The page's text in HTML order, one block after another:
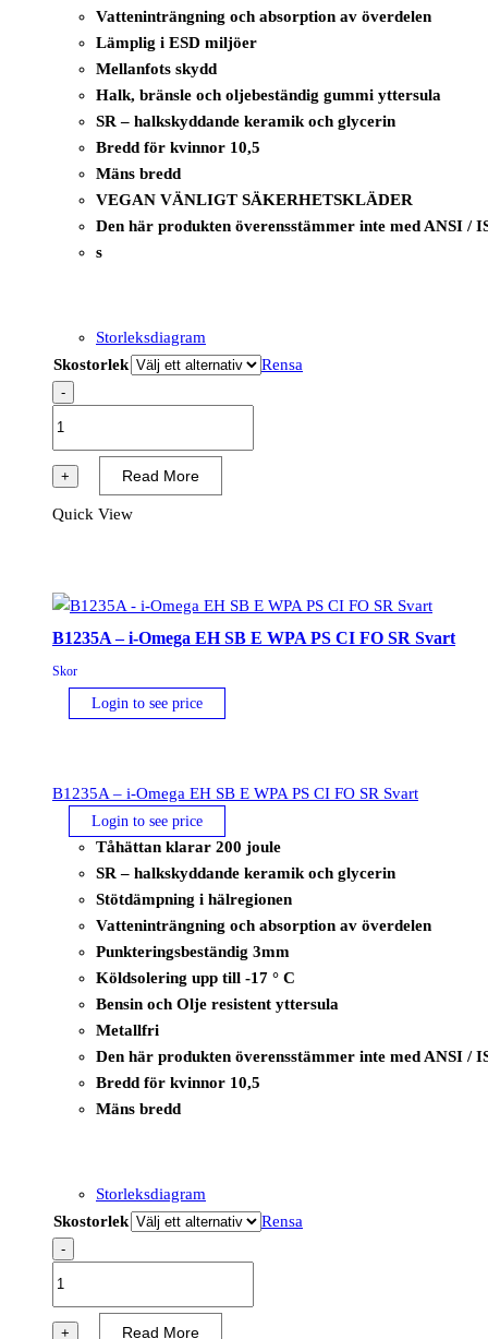
Vatteninträngning och absorption av överdelen
Lämplig i ESD miljöer
Mellanfots skydd
Halk, bränsle och oljebeständig gummi yttersula
SR – halkskyddande keramik och glycerin
Bredd för kvinnor 10,5
Mäns bredd
VEGAN VÄNLIGT SÄKERHETSKLÄDER
Den här produkten överensstämmer inte med ANSI /
s
Storleksdiagram
Skostorlek
Rensa
-
i-
S3L
FO
mängd
+ Read More
Quick View
B1235A – i-Omega EH SB E WPA PS CI FO SR Svart
Skor
Login to see price
B1235A – i-Omega EH SB E WPA PS CI FO SR Svart
Login to see price
Tåhättan klarar 200 joule
SR – halkskyddande keramik och glycerin
Stötdämpning i hälregionen
Vatteninträngning och absorption av överdelen
Punkteringsbeständig 3mm
Köldsolering upp till -17 ° C
Bensin och Olje resistent yttersula
Metallfri
Den här produkten överensstämmer inte med ANSI /
Bredd för kvinnor 10,5
Mäns bredd
Storleksdiagram
Skostorlek
Rensa
-
i-+ Read More